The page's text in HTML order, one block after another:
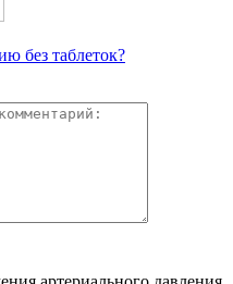
без таблеток?